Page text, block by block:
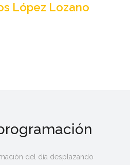
López Lozano
del día desplazando